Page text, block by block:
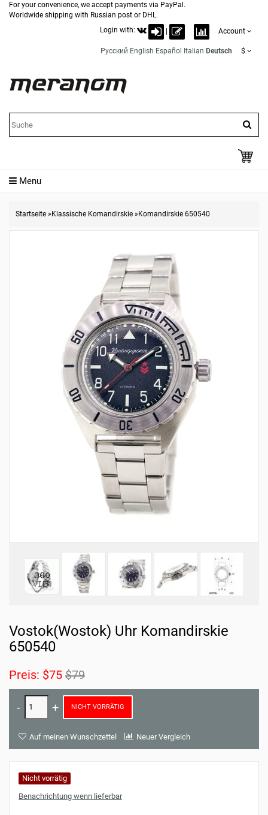
For your convenience, we accept payments via PayPal.
Worldwide shipping with Russian post or DHL.
Login with:
Account
Русский English Español Italian Deutsch $
Menu
Startseite » Klassische Komandirskie » Komandirskie 650540
Vostok(Wostok) Uhr Komandirskie
650540
Preis: $75 $79
NICHT VORRÄTIG
Auf meinen Wunschzettel Neuer Vergleich
Nicht vorrätig
Benachrichtung wenn lieferbar